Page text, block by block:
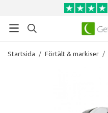
Startsida / Förtält & markiser /